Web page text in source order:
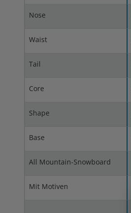
Nose
Waist
Tail
Core
Shape
Base
All Mountain-Snowboard
Mit Motiven